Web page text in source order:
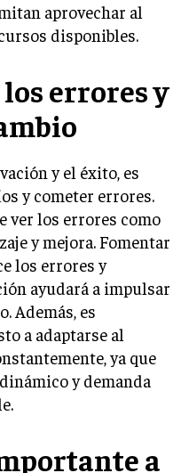
DE CONFLICTOS
Y REGULACIONES
DE ESTUDIO
ELECTRÓNICO
Y GESTIÓN DE
aprovechar al
disponibles.
errores y
y el éxito, es
y cometer errores.
ver los errores como
y mejora. Fomentar
los errores y
ayudará a impulsar
Además, es
a adaptarse al
ya que
y demanda
a